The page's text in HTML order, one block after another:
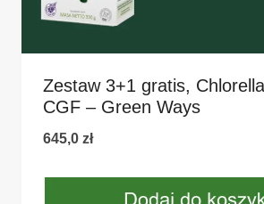
Zestaw 3+1 gratis,
CGF – Green Ways
645,0 zł